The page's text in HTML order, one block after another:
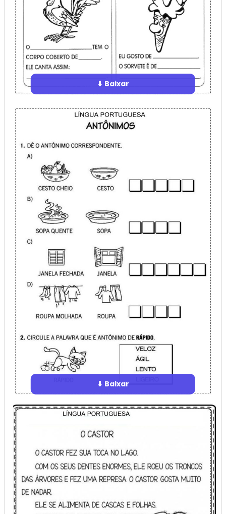
⬇ Baixar
⬇ Baixar